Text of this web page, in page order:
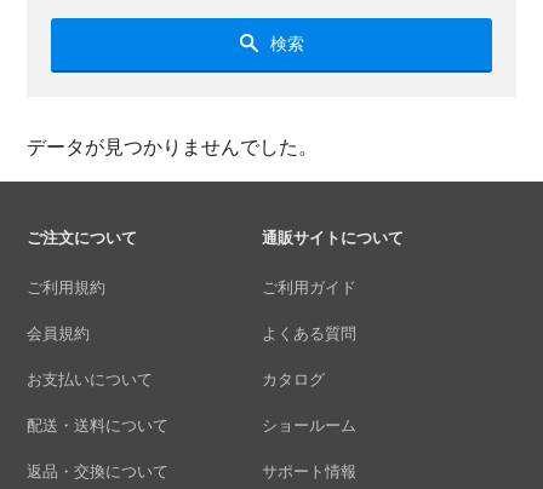
検索
データが見つかりませんでした。
ご注文について
ご利用規約
会員規約
お支払いについて
配送・送料について
返品・交換について
通販サイトについて
ご利用ガイド
よくある質問
カタログ
ショールーム
サポート情報